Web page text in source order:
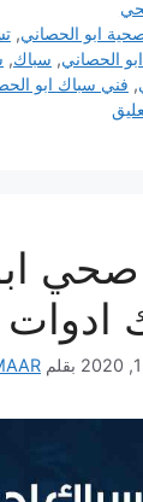
ابو الحصاني,
الحصاني, سباك,
, فني سباك ابو
بقلم